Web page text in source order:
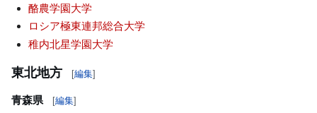
酪農学園大学
ロシア極東連邦総合大学
稚内北星学園大学
東北地方 [編集]
青森県 [編集]